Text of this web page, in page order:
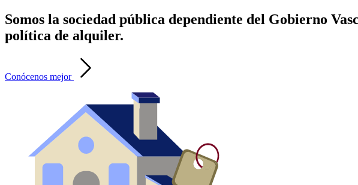
Somos la sociedad pública dependiente del Gobierno
política de alquiler.
Conócenos mejor